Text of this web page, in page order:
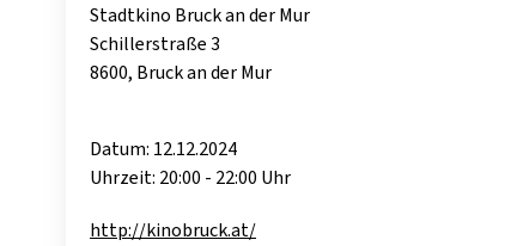
Stadtkino Bruck an der Mur
Schillerstraße 3
8600, Bruck an der Mur
Datum: 12.12.2024
Uhrzeit: 20:00 - 22:00 Uhr
http://kinobruck.at/